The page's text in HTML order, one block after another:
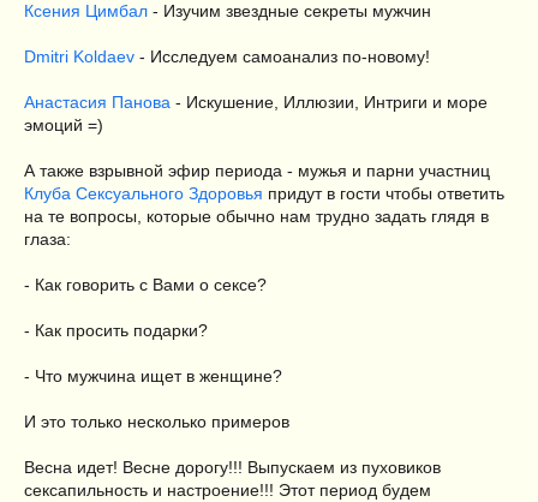
Ксения Цимбал - Изучим звездные секреты мужчин
Dmitri Koldaev - Исследуем самоанализ по-новому!
Анастасия Панова - Искушение, Иллюзии, Интриги и море
эмоций =)
А также взрывной эфир периода - мужья и парни участниц
Клуба Сексуального Здоровья придут в гости чтобы ответить
на те вопросы, которые обычно нам трудно задать глядя в
глаза:
- Как говорить с Вами о сексе?
- Как просить подарки?
- Что мужчина ищет в женщине?
И это только несколько примеров
Весна идет! Весне дорогу!!! Выпускаем из пуховиков
сексапильность и настроение!!! Этот период будем